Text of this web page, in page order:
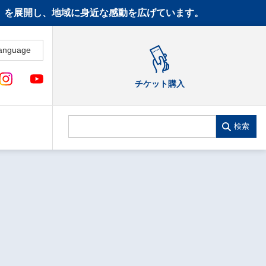
展開し、地域に身近な感動を広げています。
チケット購入
検索